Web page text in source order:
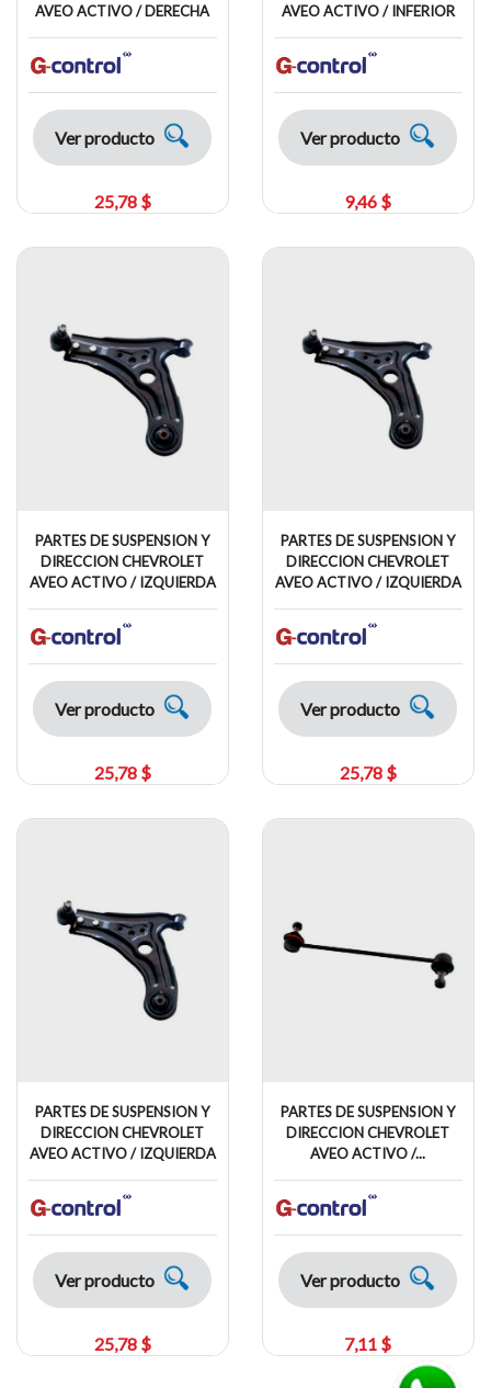
AVEO ACTIVO / DERECHA
Ver producto
25,78 $
AVEO ACTIVO / INFERIOR
Ver producto
9,46 $
PARTES DE SUSPENSION Y
DIRECCION CHEVROLET
AVEO ACTIVO / IZQUIERDA
Ver producto
25,78 $
PARTES DE SUSPENSION Y
DIRECCION CHEVROLET
AVEO ACTIVO / IZQUIERDA
Ver producto
25,78 $
PARTES DE SUSPENSION Y
DIRECCION CHEVROLET
AVEO ACTIVO / IZQUIERDA
Ver producto
25,78 $
PARTES DE SUSPENSION Y
DIRECCION CHEVROLET
AVEO ACTIVO /...
Ver producto
7,11 $